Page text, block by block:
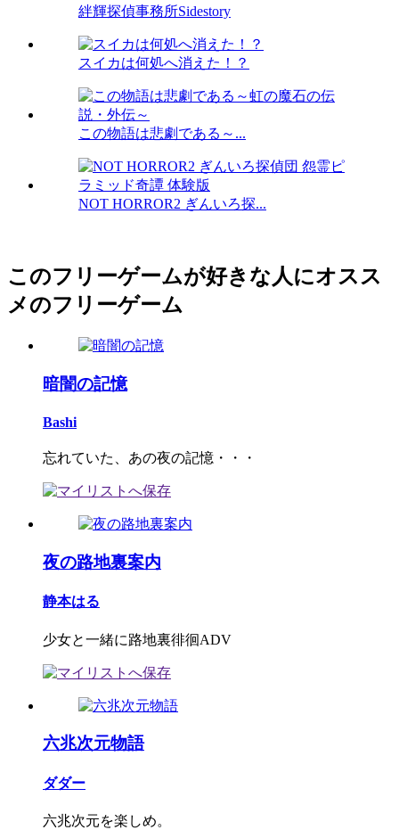
絆輝探偵事務所Sidestory
スイカは何処へ消えた！？
この物語は悲劇である～...
NOT HORROR2 ぎんいろ探...
このフリーゲームが好きな人にオスス
メのフリーゲーム
暗闇の記憶
Bashi
忘れていた、あの夜の記憶・・・
夜の路地裏案内
静本はる
少女と一緒に路地裏徘徊ADV
六兆次元物語
ダダー
六兆次元を楽しめ。